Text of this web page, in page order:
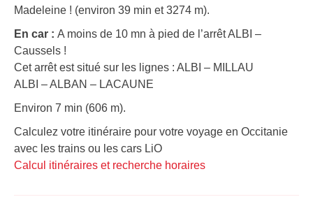
Madeleine ! (environ 39 min et 3274 m).
En car : A moins de 10 mn à pied de l’arrêt ALBI –
Caussels !
Cet arrêt est situé sur les lignes : ALBI – MILLAU
ALBI – ALBAN – LACAUNE
Environ 7 min (606 m).
Calculez votre itinéraire pour votre voyage en Occitanie
avec les trains ou les cars LiO
Calcul itinéraires et recherche horaires